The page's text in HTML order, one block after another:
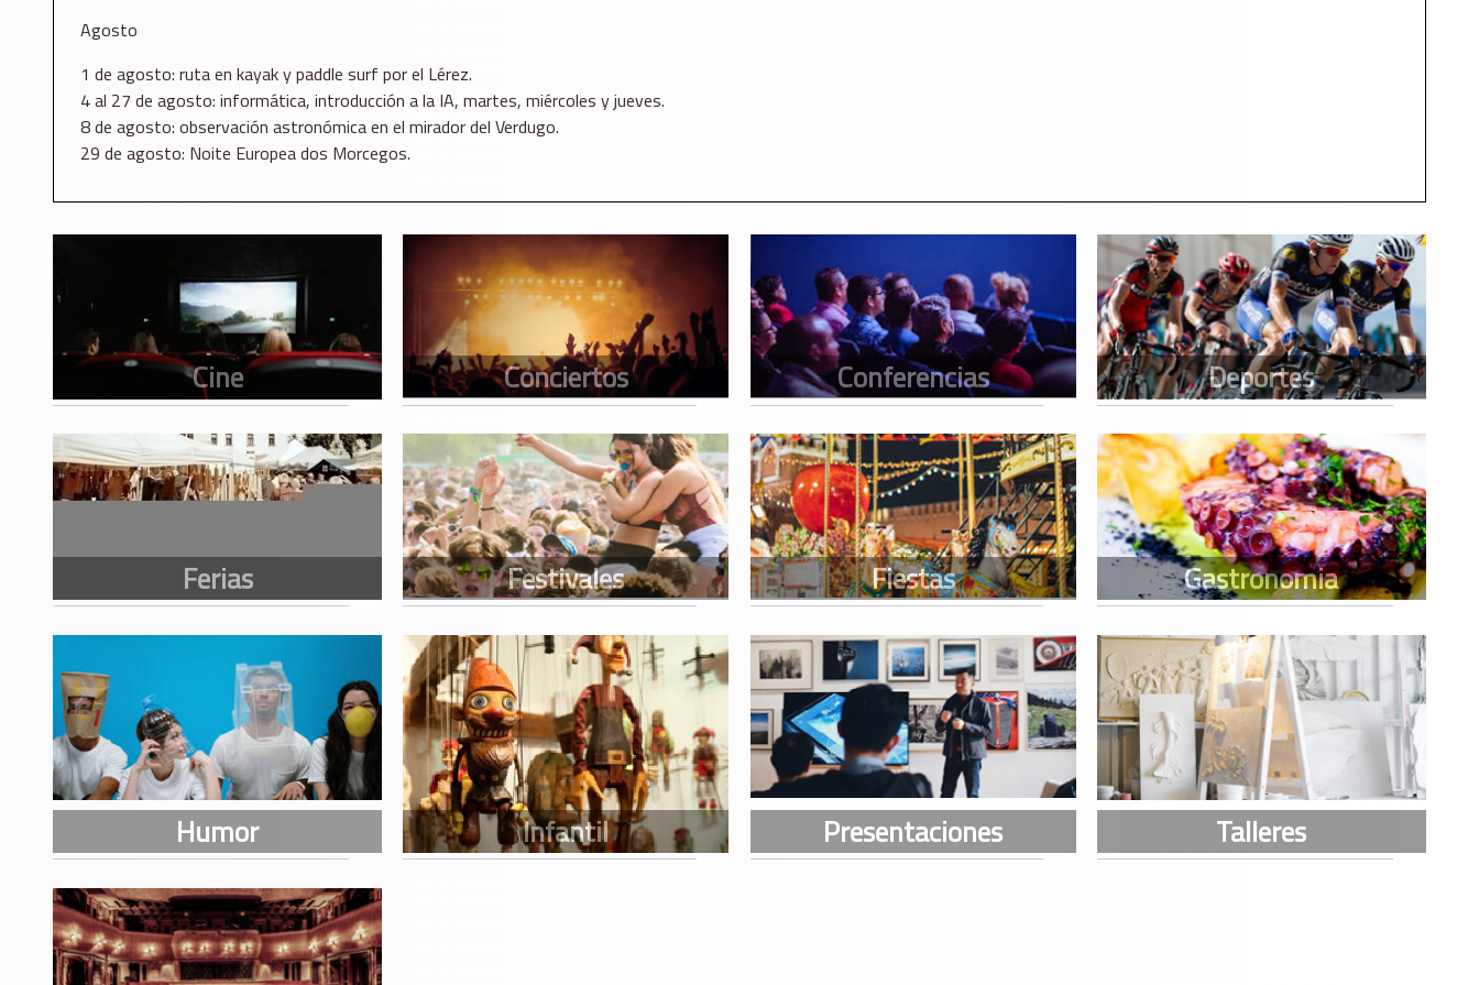
Agosto
1 de agosto: ruta en kayak y paddle surf por el Lérez.
4 al 27 de agosto: informática, introducción a la IA, martes, miércoles y jueves.
8 de agosto: observación astronómica en el mirador del Verdugo.
29 de agosto: Noite Europea dos Morcegos.